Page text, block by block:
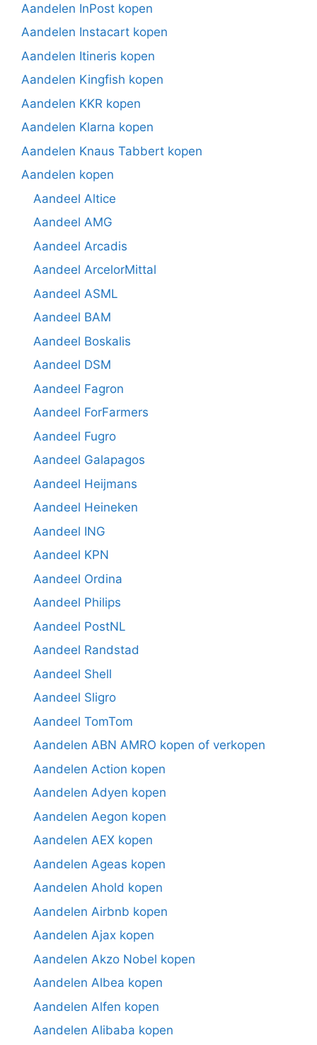
Aandelen InPost kopen
Aandelen Instacart kopen
Aandelen Itineris kopen
Aandelen Kingfish kopen
Aandelen KKR kopen
Aandelen Klarna kopen
Aandelen Knaus Tabbert kopen
Aandelen kopen
Aandeel Altice
Aandeel AMG
Aandeel Arcadis
Aandeel ArcelorMittal
Aandeel ASML
Aandeel BAM
Aandeel Boskalis
Aandeel DSM
Aandeel Fagron
Aandeel ForFarmers
Aandeel Fugro
Aandeel Galapagos
Aandeel Heijmans
Aandeel Heineken
Aandeel ING
Aandeel KPN
Aandeel Ordina
Aandeel Philips
Aandeel PostNL
Aandeel Randstad
Aandeel Shell
Aandeel Sligro
Aandeel TomTom
Aandelen ABN AMRO kopen of verkopen
Aandelen Action kopen
Aandelen Adyen kopen
Aandelen Aegon kopen
Aandelen AEX kopen
Aandelen Ageas kopen
Aandelen Ahold kopen
Aandelen Airbnb kopen
Aandelen Ajax kopen
Aandelen Akzo Nobel kopen
Aandelen Albea kopen
Aandelen Alfen kopen
Aandelen Alibaba kopen